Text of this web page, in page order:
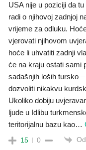
USA nije u poziciji da
radi o njihovoj zadnjoj
vrijeme za odluku.
vjerovati njihovom
hoće li uhvatiti zadnji
će na kraju ostati sami
sadašnjih loših tursko
dozvoliti nikakvu
Ukoliko dobiju
ljude u Idlibu
teritorijalnu bazu kao…
15 0